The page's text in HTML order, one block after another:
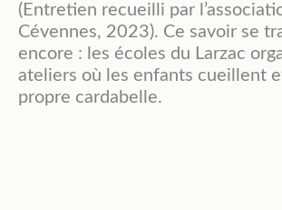
(Entretien recueilli par
Cévennes, 2023). Ce savoir se
encore : les écoles du Larzac
ateliers où les enfants cueillent
propre cardabelle.